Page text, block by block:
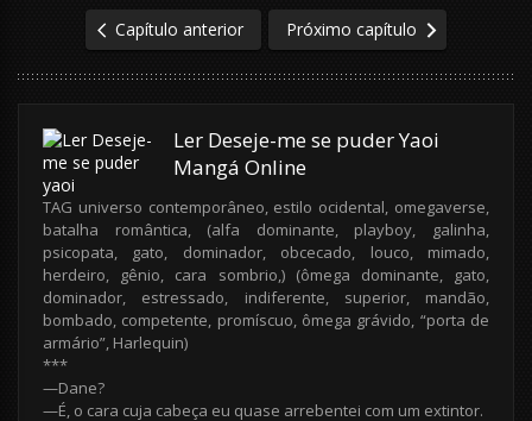
Capítulo anterior Próximo capítulo
Ler Deseje-me se puder Yaoi
Mangá Online
TAG universo contemporâneo, estilo ocidental, omegaverse,
batalha romântica, (alfa dominante, playboy, galinha,
psicopata, gato, dominador, obcecado, louco, mimado,
herdeiro, gênio, cara sombrio,) (ômega dominante, gato,
dominador, estressado, indiferente, superior, mandão,
bombado, competente, promíscuo, ômega grávido, “porta de
armário”, Harlequin)
***
—Dane?
—É, o cara cuja cabeça eu quase arrebentei com um extintor.